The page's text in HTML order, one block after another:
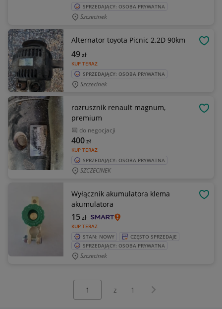
SPRZEDAJĄCY: OSOBA PRYWATNA
Szczecinek
Alternator toyota Picnic 2.2D 90km
KUP TERAZ
49zł
SPRZEDAJĄCY: OSOBA PRYWATNA
Szczecinek
rozrusznik renault magnum,
premium
do negocjacji
KUP TERAZ
400zł
SPRZEDAJĄCY: OSOBA PRYWATNA
SZCZECINEK
Wyłącznik akumulatora klema
akumulatora
KUP TERAZ
15zł
STAN: NOWY
CZĘSTO SPRZEDAJE
SPRZEDAJĄCY: OSOBA PRYWATNA
Szczecinek
z 1 Następna strona